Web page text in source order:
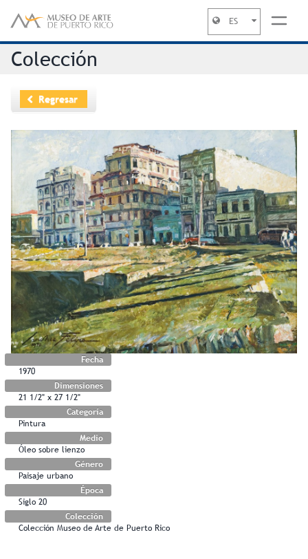
ES
Colección
Regresar
Fecha
1970
Dimensiones
21 1/2" x 27 1/2"
Categoría
Pintura
Medio
Óleo sobre lienzo
Género
Paisaje urbano
Época
Siglo 20
Colección
Colección Museo de Arte de Puerto Rico